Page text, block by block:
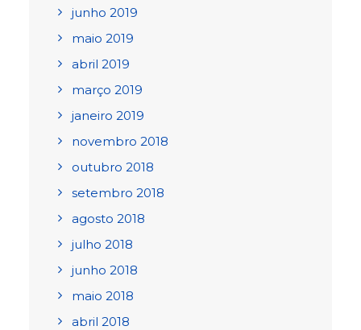
junho 2019
maio 2019
abril 2019
março 2019
janeiro 2019
novembro 2018
outubro 2018
setembro 2018
agosto 2018
julho 2018
junho 2018
maio 2018
abril 2018